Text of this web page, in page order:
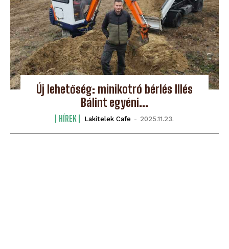
Új lehetőség: minikotró bérlés Illés
Bálint egyéni...
HÍREK Lakitelek Cafe - 2025.11.23.